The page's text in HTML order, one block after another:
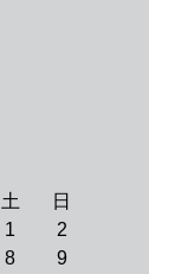
土
日
1
2
8
9